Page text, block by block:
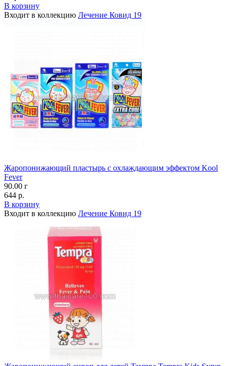
В корзину
Входит в коллекцию Лечение Ковид 19
Жаропонижающий пластырь с охлаждающим эффектом Kool
Fever
90.00 г
644 р.
В корзину
Входит в коллекцию Лечение Ковид 19